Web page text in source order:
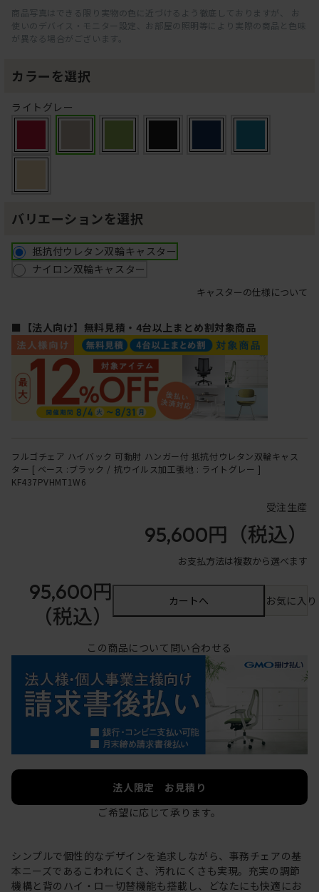
商品写真はできる限り実物の色に近づけるよう徹底しておりますが、 お
使いのデバイス・モニター設定、お部屋の照明等により実際の商品と色味
が異なる場合がございます。
カラーを選択
ライトグレー
バリエーションを選択
抵抗付ウレタン双輪キャスター
ナイロン双輪キャスター
キャスターの仕様について
■【法人向け】無料見積・4台以上まとめ割対象商品
フルゴチェア ハイバック 可動肘 ハンガー付 抵抗付ウレタン双輪キャス
ター [ ベース :ブラック / 抗ウイルス加工張地 : ライトグレー ]
KF437PVHMT1W6
受注生産
95,600円 （税込）
お支払方法は複数から選べます
95,600円
（税込）
カートへ お気に入
この商品について問い合わせる
法人限定 お見積り
ご希望に応じて承ります。
シンプルで個性的なデザインを追求しながら、事務チェアの基
本ニーズであるこわれにくさ、汚れにくさも実現。充実の調節
機構と背のハイ・ロー切替機能も搭載し、どなたにも快適にお